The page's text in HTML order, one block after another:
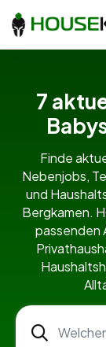
7
Finde
Nebenjobs,
und
Bergkamen.
passenden